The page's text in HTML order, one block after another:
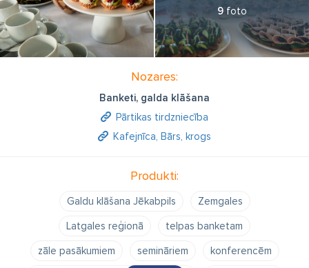
9 foto
Nozares:
Banketi, galda klāšana
Pārtikas tirdzniecība
Kafejnīca, Bārs, krogs
Produkti:
Galdu klāšana Jēkabpils
Zemgales
Latgales reģionā
telpas banketam
zāle pasākumiem
semināriem
konferencēm